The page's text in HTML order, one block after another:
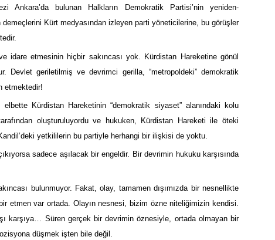
Ankara’da bulunan Halkların Demokratik Partisi’nin yeniden-
Kürt medyasından izleyen parti yöneticilerine, bu görüşler
idare etmesinin hiçbir sakıncası yok. Kürdistan Hareketine gönül
geriletilmiş ve devrimci gerilla, “metropoldeki” demokratik
etmektedir!
Kürdistan Hareketinin “demokratik siyaset” alanındaki kolu
oluşturuluyordu ve hukuken, Kürdistan Hareketi ile öteki
yetkililerin bu partiyle herhangi bir ilişkisi de yoktu.
sadece aşılacak bir engeldir. Bir devrimin hukuku karşısında
bulunmuyor. Fakat, olay, tamamen dışımızda bir nesnellikte
etmen var ortada. Olayın nesnesi, bizim özne niteliğimizin kendisi.
karşıya… Süren gerçek bir devrimin öznesiyle, ortada olmayan bir
düşmek işten bile değil.